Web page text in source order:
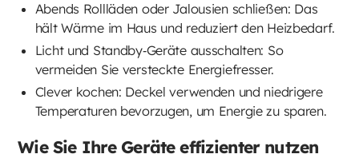
Abends Rollläden oder Jalousien schließen: Das
hält Wärme im Haus und reduziert den Heizbedarf.
Licht und Standby‑Geräte ausschalten: So
vermeiden Sie versteckte Energiefresser.
Clever kochen: Deckel verwenden und niedrigere
Temperaturen bevorzugen, um Energie zu sparen.
Wie Sie Ihre Geräte effizienter nutzen